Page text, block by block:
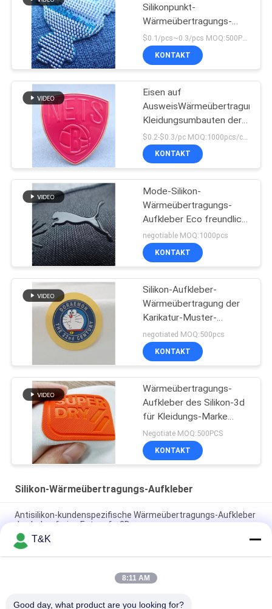
Silikonpunkt-
Wärmeübertragungs-
Kleideraufkleber
KONTAKT
Eisen auf
AusweisWärmeübertragungs-
Kleidungsumbauten der
Kleidungs-Flecken
prägeartigen TPU
KONTAKT
Mode-Silikon-
Wärmeübertragungs-
Aufkleber Eco freundlich
für Sport-Kleid
negotiable MOQ:1000pcs
KONTAKT
Silikon-Aufkleber-
Wärmeübertragung der
Karikatur-Muster-
bügelnde Kleidungs-3D
negotiated MOQ:500pcs
KONTAKT
Wärmeübertragungs-
Aufkleber des Silikon-3d
für Kleidungs-Marke
Pantone-Farbe
Negotiate MOQ:500PCS
KONTAKT
Silikon-Wärmeübertragungs-Aufkleber
Antisilikon-kundenspezifische Wärmeübertragungs-Aufkleber
des beleg-freies Entwurfs-3D
Glänzender 1.2mm Silikon-Wärmeübertragungs-Aufkleber-
Fabrik-Seidendruck-Flecken
Tiere formen 3D 7cm, Wärmeübertragungs-, diekleid Silikon
T&K
8:11 AM
Good day, what product are you looking for?